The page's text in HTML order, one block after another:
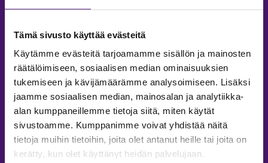
Tämä sivusto käyttää evästeitä
Käytämme evästeitä tarjoamamme sisällön ja mainosten
räätälöimiseen, sosiaalisen median ominaisuuksien
tukemiseen ja kävijämäärämme analysoimiseen. Lisäksi
jaamme sosiaalisen median, mainosalan ja analytiikka-
alan kumppaneillemme tietoja siitä, miten käytät
sivustoamme. Kumppanimme voivat yhdistää näitä
tietoja muihin tietoihin, joita olet antanut heille tai joita on
kerätty, kun olet käyttänyt heidän palvelujaan.
MAJOITUS